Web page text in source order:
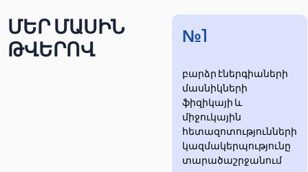
ՄԵՐ ՄԱՍԻՆ
ԹՎԵՐՈՎ
№1
բարձր էներգիաների
մասնիկների
ֆիզիկայի և
միջուկային
հետազոտությունների
​​​​կազմակերպությունը
տարածաշրջանում